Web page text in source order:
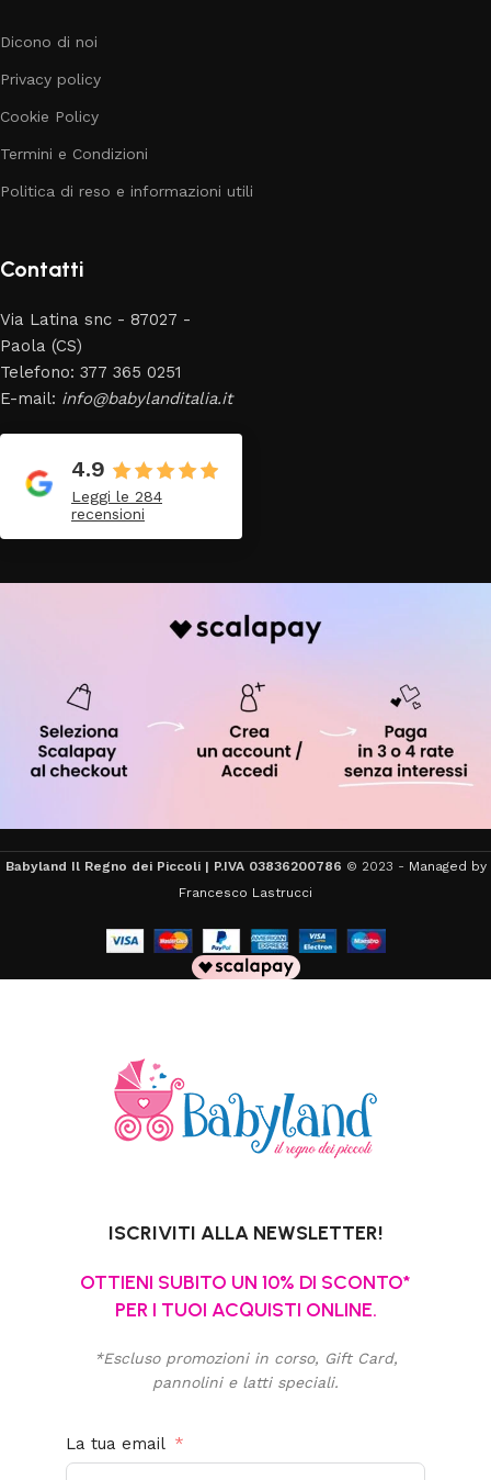
Dicono di noi
Privacy policy
Cookie Policy
Termini e Condizioni
Politica di reso e informazioni utili
Contatti
Via Latina snc - 87027 -
Paola (CS)
Telefono: 377 365 0251
E-mail: info@babylanditalia.it
4.9
Leggi le 284
recensioni
Babyland Il Regno dei Piccoli | P.IVA 03836200786 © 2023 - Managed by
Francesco Lastrucci
ISCRIVITI ALLA NEWSLETTER!
OTTIENI SUBITO UN 10% DI SCONTO*
PER I TUOI ACQUISTI ONLINE.
*Escluso promozioni in corso, Gift Card,
pannolini e latti speciali.
La tua email